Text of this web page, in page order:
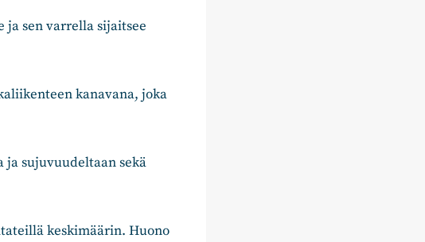
sen varrella sijaitsee
kanavana, joka
ja sujuvuudeltaan sekä
keskimäärin. Huono